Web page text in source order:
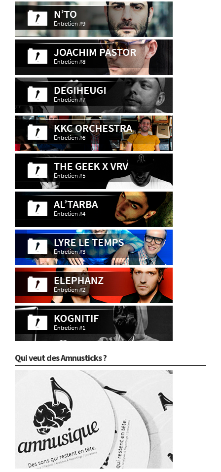
Qui veut des Amnusticks ?